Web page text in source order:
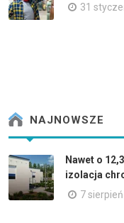
31
NAJNOWSZE
Nawet o
izolacja
7